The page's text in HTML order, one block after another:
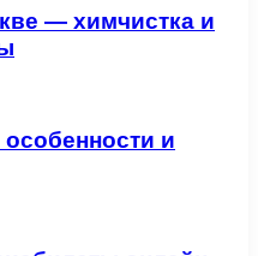
— химчистка и
и